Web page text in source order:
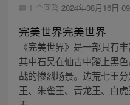
1 个回答 2024年08月16日
完美世界完美世界
《完美世界》是一部具有
其中石昊在仙古中踏上黑
战的惨烈场景。边荒七王
王、朱雀王、青龙王、白